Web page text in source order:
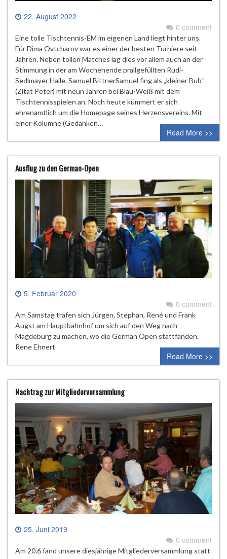
22. August 2022
0 comment
Eine tolle Tischtennis-EM im eigenen Land liegt hinter uns.
Für Dima Ovtcharov war es einer der besten Turniere seit
Jahren. Neben tollen Matches lag dies vor allem auch an der
Stimmung in der am Wochenende prallgefüllten Rudi-
Sedlmayer Halle. Samuel BittnerSamuel fing als „kleiner Bub“
(Zitat Peter) mit neun Jahren bei Blau-Weiß mit dem
Tischtennisspielen an. Noch heute kümmert er sich
ehrenamtlich um die Homepage seines Herzensvereins. Mit
einer Kolumne (Gedanken…
Read More >>
Ausflug zu den German-Open
5. Februar 2020
0 comment
Am Samstag trafen sich Jürgen, Stephan, René und Frank
Augst am Hauptbahnhof um sich auf den Weg nach
Magdeburg zu machen, wo die German Open stattfanden.
Rene Ehnert
Read More >>
Nachtrag zur Mitgliederversammlung
25. Juni 2019
0 comment
Am 20.6 fand unsere diesjährige Mitgliederversammlung statt.